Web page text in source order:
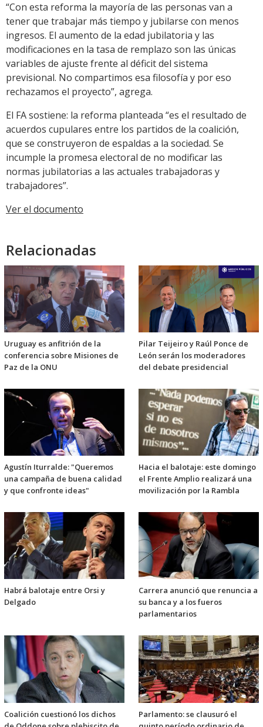
“Con esta reforma la mayoría de las personas van a
tener que trabajar más tiempo y jubilarse con menos
ingresos. El aumento de la edad jubilatoria y las
modificaciones en la tasa de remplazo son las únicas
variables de ajuste frente al déficit del sistema
previsional. No compartimos esa filosofía y por eso
rechazamos el proyecto”, agrega.
El FA sostiene: la reforma planteada “es el resultado de
acuerdos cupulares entre los partidos de la coalición,
que se construyeron de espaldas a la sociedad. Se
incumple la promesa electoral de no modificar las
normas jubilatorias a las actuales trabajadoras y
trabajadores”.
Ver el documento
Relacionadas
Uruguay es anfitrión de la
conferencia sobre Misiones de
Paz de la ONU
Pilar Teijeiro y Raúl Ponce de
León serán los moderadores
del debate presidencial
Agustín Iturralde: "Queremos
una campaña de buena calidad
y que confronte ideas"
Hacia el balotaje: este domingo
el Frente Amplio realizará una
movilización por la Rambla
Habrá balotaje entre Orsi y
Delgado
Carrera anunció que renuncia a
su banca y a los fueros
parlamentarios
Coalición cuestionó los dichos
Parlamento: se clausuró el